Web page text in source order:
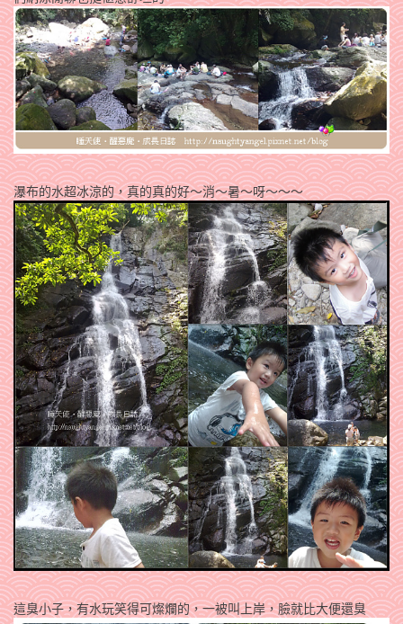
瀑布的水超冰涼的，真的真的好～消～暑～呀～～～
這臭小子，有水玩笑得可燦爛的，一被叫上岸，臉就比大便還臭